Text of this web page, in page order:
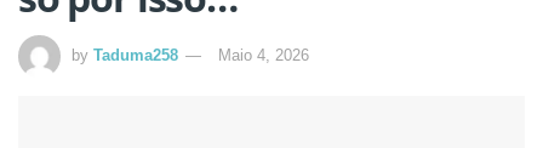
by Taduma258 Maio 4, 2026